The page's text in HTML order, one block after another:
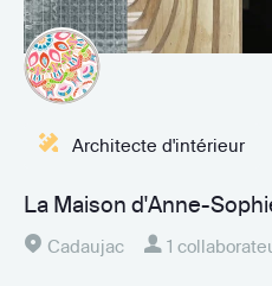
Architecte d'intérieur
La Maison d'Anne-
Cadaujac 1